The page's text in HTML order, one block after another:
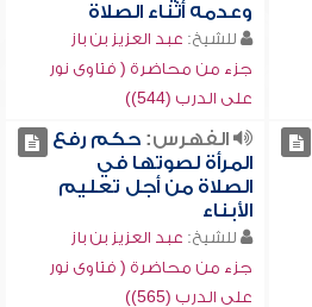
وعدمه أثناء الصلاة
للشيخ: عبد العزيز بن باز
جزء من محاضرة ( فتاوى نور
على الدرب (544))
الفهرس:حكم رفع
المرأة لصوتها في
الصلاة من أجل تعليم
الأبناء
للشيخ: عبد العزيز بن باز
جزء من محاضرة ( فتاوى نور
على الدرب (565))